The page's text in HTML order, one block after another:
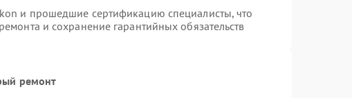
и прошедшие сертификацию специалисты, что
и сохранение гарантийных обязательств
ремонт